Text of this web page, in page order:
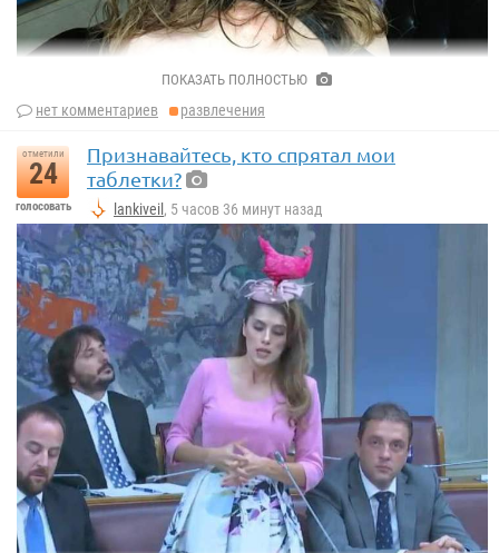
ПОКАЗАТЬ ПОЛНОСТЬЮ
нет комментариев развлечения
отметили
24
голосовать
Признавайтесь, кто спрятал мои
таблетки?
lankiveil , 5 часов 36 минут назад